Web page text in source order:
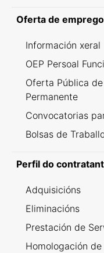
Oferta de emprego
Información xeral
OEP Persoal
Oferta Pública
Permanente
Convocatorias
Bolsas de
Perfil do
Adquisicións
Eliminacións
Prestación de
Homologación